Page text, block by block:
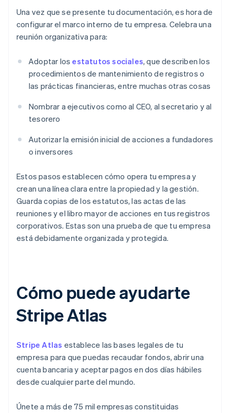
Una vez que se presente tu documentación, es hora de
configurar el marco interno de tu empresa. Celebra una
reunión organizativa para:
Adoptar los estatutos sociales, que describen los
procedimientos de mantenimiento de registros o
las prácticas financieras, entre muchas otras cosas
Nombrar a ejecutivos como al CEO, al secretario y al
tesorero
Autorizar la emisión inicial de acciones a fundadores
o inversores
Estos pasos establecen cómo opera tu empresa y
crean una línea clara entre la propiedad y la gestión.
Guarda copias de los estatutos, las actas de las
reuniones y el libro mayor de acciones en tus registros
corporativos. Estas son una prueba de que tu empresa
está debidamente organizada y protegida.
Cómo puede ayudarte
Stripe Atlas
Stripe Atlas establece las bases legales de tu
empresa para que puedas recaudar fondos, abrir una
cuenta bancaria y aceptar pagos en dos días hábiles
desde cualquier parte del mundo.
Únete a más de 75 mil empresas constituidas